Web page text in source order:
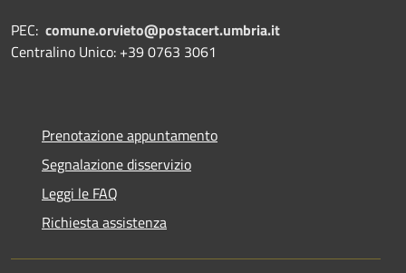
PEC: comune.orvieto@postacert.umbria.it
Centralino Unico: +39 0763 3061
Prenotazione appuntamento
Segnalazione disservizio
Leggi le FAQ
Richiesta assistenza